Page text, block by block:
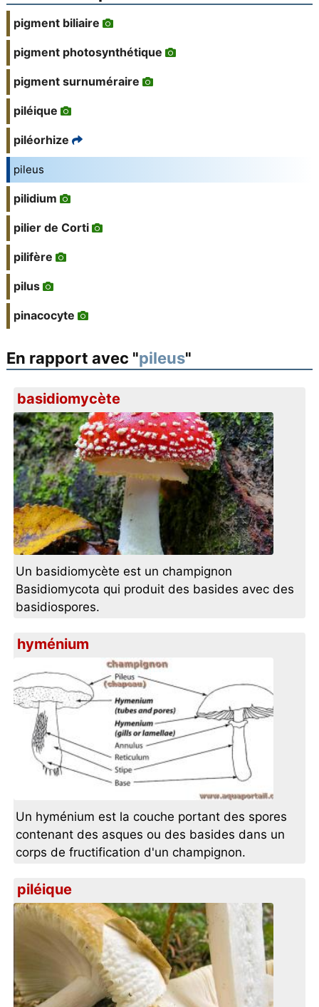
pigment biliaire
pigment photosynthétique
pigment surnuméraire
piléique
piléorhize
pileus
pilidium
pilier de Corti
pilifère
pilus
pinacocyte
En rapport avec "pileus"
basidiomycète
Un basidiomycète est un champignon
Basidiomycota qui produit des basides avec des
basidiospores.
hyménium
Un hyménium est la couche portant des spores
contenant des asques ou des basides dans un
corps de fructification d'un champignon.
piléique